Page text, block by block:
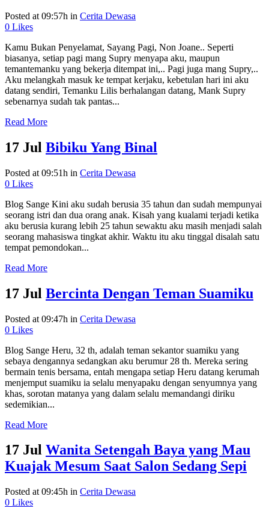
Posted at 09:57h in Cerita Dewasa
0 Likes
Kamu Bukan Penyelamat, Sayang Pagi, Non Joane.. Seperti
biasanya, setiap pagi mang Supry menyapa aku, maupun
temantemanku yang bekerja ditempat ini,.. Pagi juga mang Supry,..
Aku melangkah masuk ke tempat kerjaku, kebetulan hari ini aku
datang sendiri, Temanku Lilis berhalangan datang, Mank Supry
sebenarnya sudah tak pantas...
Read More
17 Jul Bibiku Yang Binal
Posted at 09:51h in Cerita Dewasa
0 Likes
Blog Sange Kini aku sudah berusia 35 tahun dan sudah mempunyai
seorang istri dan dua orang anak. Kisah yang kualami terjadi ketika
aku berusia kurang lebih 25 tahun sewaktu aku masih menjadi salah
seorang mahasiswa tingkat akhir. Waktu itu aku tinggal disalah satu
tempat pemondokan...
Read More
17 Jul Bercinta Dengan Teman Suamiku
Posted at 09:47h in Cerita Dewasa
0 Likes
Blog Sange Heru, 32 th, adalah teman sekantor suamiku yang
sebaya dengannya sedangkan aku berumur 28 th. Mereka sering
bermain tenis bersama, entah mengapa setiap Heru datang kerumah
menjemput suamiku ia selalu menyapaku dengan senyumnya yang
khas, sorotan matanya yang dalam selalu memandangi diriku
sedemikian...
Read More
17 Jul Wanita Setengah Baya yang Mau
Kuajak Mesum Saat Salon Sedang Sepi
Posted at 09:45h in Cerita Dewasa
0 Likes